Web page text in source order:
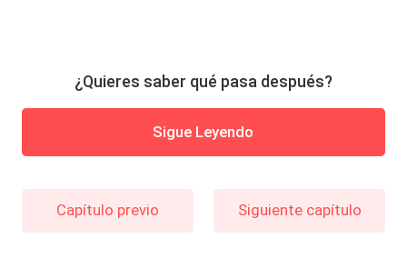
¿Quieres saber qué pasa después?
Sigue Leyendo
Capítulo previo Siguiente capítulo